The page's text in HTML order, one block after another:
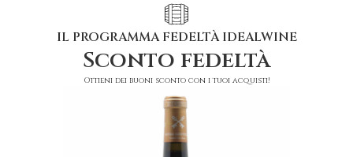
IL PROGRAMMA FEDELTÀ IDEALWINE
Sconto fedeltà
Ottieni dei buoni sconto con i tuoi acquisti!